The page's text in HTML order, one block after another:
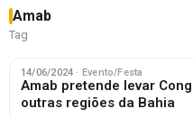
Amab
Tag
14/06/2024 · Evento/Festa
Amab pretende levar
outras regiões da Bahia